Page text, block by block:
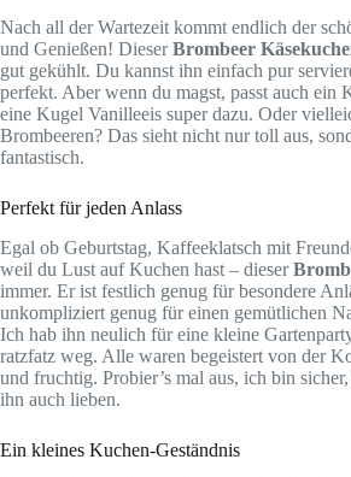
Nach all der Wartezeit kommt endlich der
und Genießen! DieserBrombeer
gut gekühlt. Du kannst ihn einfach pur
perfekt. Aber wenn du magst, passt auch ein
eine Kugel Vanilleeis super dazu. Oder
Brombeeren? Das sieht nicht nur toll aus,
fantastisch.
Perfekt für jeden Anlass
Egal ob Geburtstag, Kaffeeklatsch mit
weil du Lust auf Kuchen hast – dieser
immer. Er ist festlich genug für besondere
unkompliziert genug für einen gemütlichen
Ich hab ihn neulich für eine kleine
ratzfatz weg. Alle waren begeistert von der
und fruchtig. Probier’s mal aus, ich bin
ihn auch lieben.
Ein kleines Kuchen-Geständnis